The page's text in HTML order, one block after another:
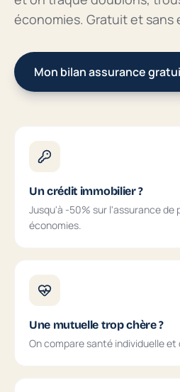
économies. Gratuit et sans
Mon bilan assurance
Un crédit immobilier ?
Jusqu'à -50% sur l'assurance de
économies.
Une mutuelle trop chère ?
On compare santé individuelle et